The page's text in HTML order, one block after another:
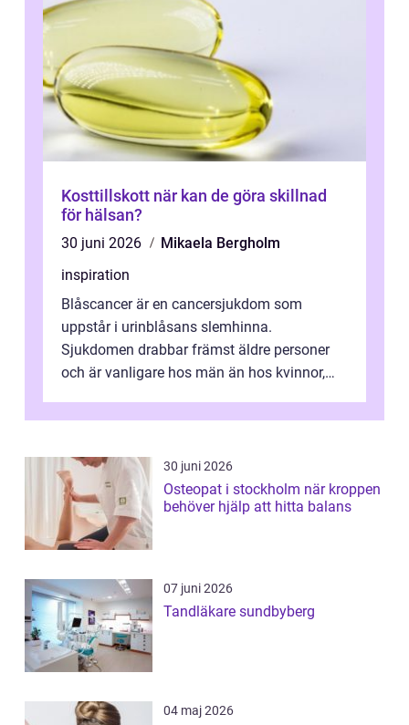
Kosttillskott när kan de göra skillnad
för hälsan?
30 juni 2026
Mikaela Bergholm
inspiration
Blåscancer är en cancersjukdom som
uppstår i urinblåsans slemhinna.
Sjukdomen drabbar främst äldre personer
och är vanligare hos män än hos kvinnor,
förändringarna u...
30 juni 2026
Osteopat i stockholm när kroppen
behöver hjälp att hitta balans
07 juni 2026
Tandläkare sundbyberg
04 maj 2026